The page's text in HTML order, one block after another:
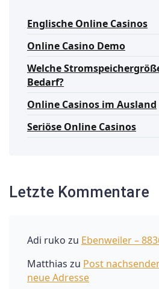
Englische Online Casinos
Online Casino Demo
Welche
Bedarf?
Online Casinos im Ausland
Seriöse Online Casinos
Letzte Kommentare
Adi ruko zu Ebenweiler –
Matthias zu Post
neue Adresse